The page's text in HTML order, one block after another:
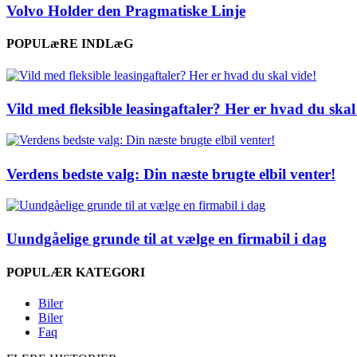
Volvo Holder den Pragmatiske Linje
POPULæRE INDLæG
Vild med fleksible leasingaftaler? Her er hvad du
Verdens bedste valg: Din næste brugte elbil venter!
Uundgåelige grunde til at vælge en firmabil i dag
POPULÆR KATEGORI
Biler
Biler
Faq